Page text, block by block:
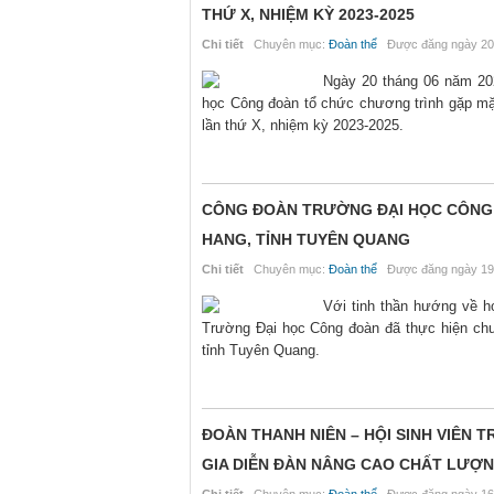
THỨ X, NHIỆM KỲ 2023-2025
Chi tiết Chuyên mục: Đoàn thể Được đăng ngày
Ngày 20 tháng 06 năm
học Công đoàn tổ chức chương trình gặp
lần thứ X, nhiệm kỳ 2023-2025.
CÔNG ĐOÀN TRƯỜNG ĐẠI HỌC
HANG, TỈNH TUYÊN QUANG
Chi tiết Chuyên mục: Đoàn thể Được đăng ngày
Với tinh thần hướng về
Trường Đại học Công đoàn đã thực hiện
tỉnh Tuyên Quang.
ĐOÀN THANH NIÊN – HỘI SINH VIÊN
GIA DIỄN ĐÀN NÂNG CAO CHẤT